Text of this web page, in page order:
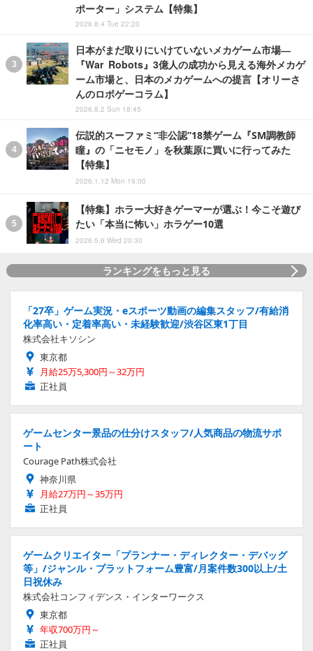
ポーター」システム【特集】
2026.8.4 Tue 22:20
日本がまだ取りにいけていないメカゲーム市場―
『War Robots』3億人の成功から見える海外メカゲ
ーム市場と、日本のメカゲームへの提言【オリーさ
んのロボゲーコラム】
2026.8.2 Sun 18:45
伝説的スーファミ“非公認”18禁ゲーム『SM調教師
瞳』の「ニセモノ」を秋葉原に買いに行ってみた
【特集】
2026.1.12 Mon 19:00
【特集】ホラー大好きゲーマーが選ぶ！今こそ遊び
たい「本当に怖い」ホラゲー10選
2026.5.6 Wed 20:30
ランキングをもっと見る
「27卒」ゲーム実況・eスポーツ動画の編集スタッフ/有給消
化率高い・定着率高い・未経験歓迎/渋谷区東1丁目
株式会社キソシン
東京都
月給25万5,300円～32万円
正社員
ゲームセンター景品の仕分けスタッフ/人気商品の物流サポ
ート
Courage Path株式会社
神奈川県
月給27万円～35万円
正社員
ゲームクリエイター「プランナー・ディレクター・デバッグ
等」/ジャンル・プラットフォーム豊富/月案件数300以上/土
日祝休み
株式会社コンフィデンス・インターワークス
東京都
年収700万円～
正社員